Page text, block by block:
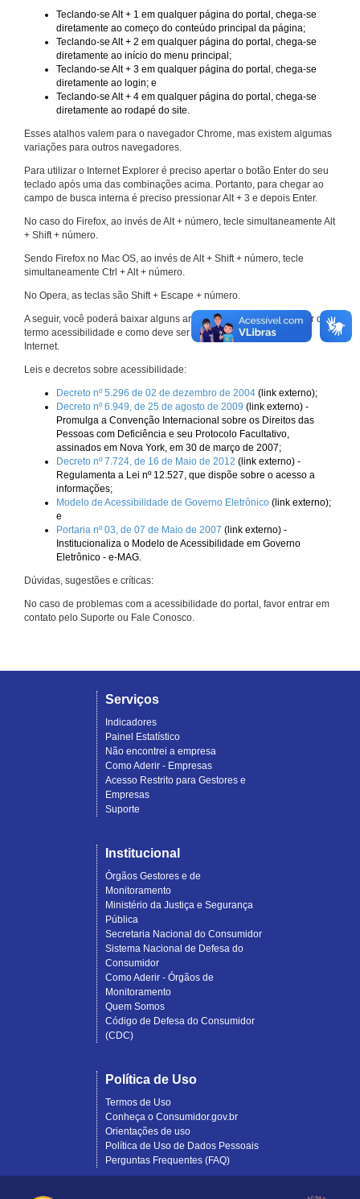
Teclando-se Alt + 1 em qualquer página do portal, chega-se
diretamente ao começo do conteúdo principal da página;
Teclando-se Alt + 2 em qualquer página do portal, chega-se
diretamente ao início do menu principal;
Teclando-se Alt + 3 em qualquer página do portal, chega-se
diretamente ao login; e
Teclando-se Alt + 4 em qualquer página do portal, chega-se
diretamente ao rodapé do site.
Esses atalhos valem para o navegador Chrome, mas existem algumas
variações para outros navegadores.
Para utilizar o Internet Explorer é preciso apertar o botão Enter do seu
teclado após uma das combinações acima. Portanto, para chegar ao
campo de busca interna é preciso pressionar Alt + 3 e depois Enter.
No caso do Firefox, ao invés de Alt + número, tecle simultaneamente Alt
+ Shift + número.
Sendo Firefox no Mac OS, ao invés de Alt + Shift + número, tecle
simultaneamente Ctrl + Alt + número.
No Opera, as teclas são Shift + Escape + número.
A seguir, você poderá baixar alguns arquivos que explicam melhor o
termo acessibilidade e como deve ser implementado nos sites da
Internet.
Leis e decretos sobre acessibilidade:
Decreto nº 5.296 de 02 de dezembro de 2004 (link externo);
Decreto nº 6.949, de 25 de agosto de 2009 (link externo) -
Promulga a Convenção Internacional sobre os Direitos das
Pessoas com Deficiência e seu Protocolo Facultativo,
assinados em Nova York, em 30 de março de 2007;
Decreto nº 7.724, de 16 de Maio de 2012 (link externo) -
Regulamenta a Lei nº 12.527, que dispõe sobre o acesso a
informações;
Modelo de Acessibilidade de Governo Eletrônico (link externo);
e
Portaria nº 03, de 07 de Maio de 2007 (link externo) -
Institucionaliza o Modelo de Acessibilidade em Governo
Eletrônico - e-MAG.
Dúvidas, sugestões e críticas:
No caso de problemas com a acessibilidade do portal, favor entrar em
contato pelo Suporte ou Fale Conosco.
Serviços
Indicadores
Painel Estatístico
Não encontrei a empresa
Como Aderir - Empresas
Acesso Restrito para Gestores e
Empresas
Suporte
Institucional
Órgãos Gestores e de
Monitoramento
Ministério da Justiça e Segurança
Pública
Secretaria Nacional do Consumidor
Sistema Nacional de Defesa do
Consumidor
Como Aderir - Órgãos de
Monitoramento
Quem Somos
Código de Defesa do Consumidor
(CDC)
Política de Uso
Termos de Uso
Conheça o Consumidor.gov.br
Orientações de uso
Política de Uso de Dados Pessoais
Perguntas Frequentes (FAQ)